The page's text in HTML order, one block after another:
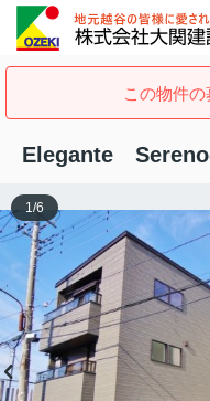
この物件の
Elegante Sereno
1/6